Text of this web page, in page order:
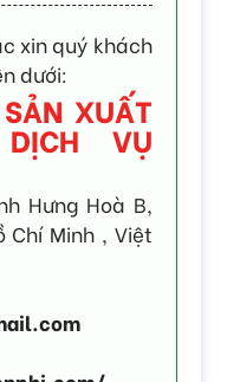
xin quý khách
dưới:
XUẤT
VỤ
Hưng Hoà B,
Chí Minh , Việt